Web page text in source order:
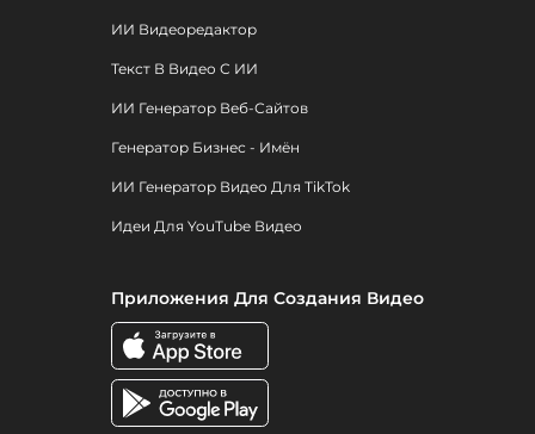
ИИ Видеоредактор
Текст В Видео С ИИ
ИИ Генератор Веб-Сайтов
Генератор Бизнес - Имён
ИИ Генератор Видео Для TikTok
Идеи Для YouTube Видео
Приложения Для Создания Видео